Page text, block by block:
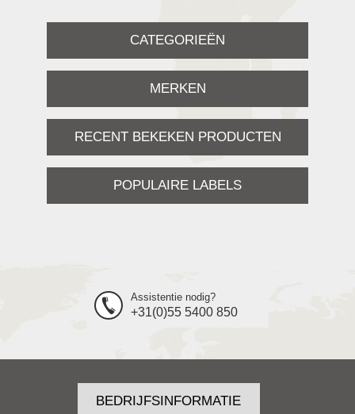
CATEGORIEËN
MERKEN
RECENT BEKEKEN PRODUCTEN
POPULAIRE LABELS
Assistentie nodig?
+31(0)55 5400 850
BEDRIJFSINFORMATIE